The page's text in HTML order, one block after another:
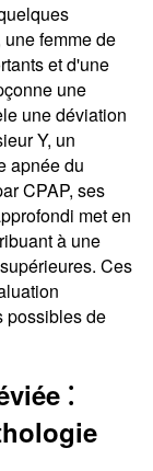
femme de
et d'une
une
une déviation
Y, un
apnée du
CPAP, ses
met en
à une
Ces
possibles de
⁚